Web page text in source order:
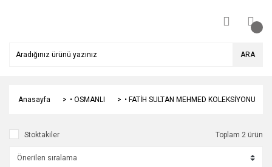
ARA
Anasayfa • OSMANLI • FATİH SULTAN MEHMED KOLEKSİYONU
Stoktakiler Toplam 2 ürün